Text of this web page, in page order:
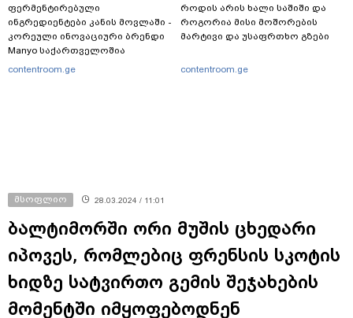
ფერმენტირებული
ინგრედიენტები კანის მოვლაში -
კორეული ინოვაციური ბრენდი
Manyo საქართველოშია
contentroom.ge
როდის არის ხალი საშიში და
როგორია მისი მოშორების
მარტივი და უსაფრთხო გზები
contentroom.ge
მსოფლიო 28.03.2024 / 11:01
ბალტიმორში ორი მუშის ცხედარი
იპოვეს, რომლებიც ფრენსის სკოტის
ხიდზე სატვირთო გემის შეჯახების
მომენტში იმყოფებოდნენ